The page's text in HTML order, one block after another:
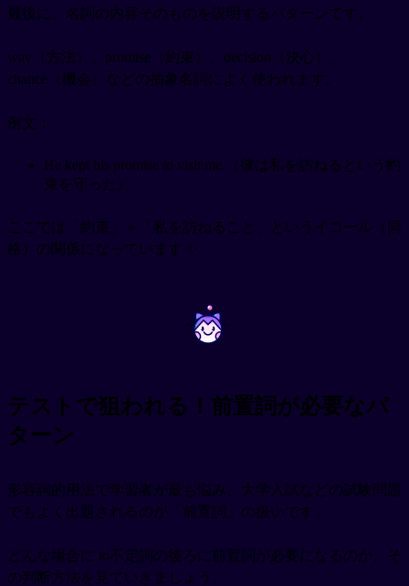
最後に、名詞の内容そのものを説明するパターンです。
way（方法）、promise（約束）、decision（決心）、
chance（機会）などの抽象名詞によく使われます。
例文：
He kept his promise to visit me.（彼は私を訪ねるという約
束を守った）
ここでは「約束」＝「私を訪ねること」というイコール（同
格）の関係になっています ✨
~ ~
テストで狙われる！前置詞が必要なパ
ターン
形容詞的用法で学習者が最も悩み、大学入試などの試験問題
でもよく出題されるのが「前置詞」の扱いです。
どんな場合に to不定詞の後ろに前置詞が必要になるのか、そ
の判断方法を見ていきましょう。